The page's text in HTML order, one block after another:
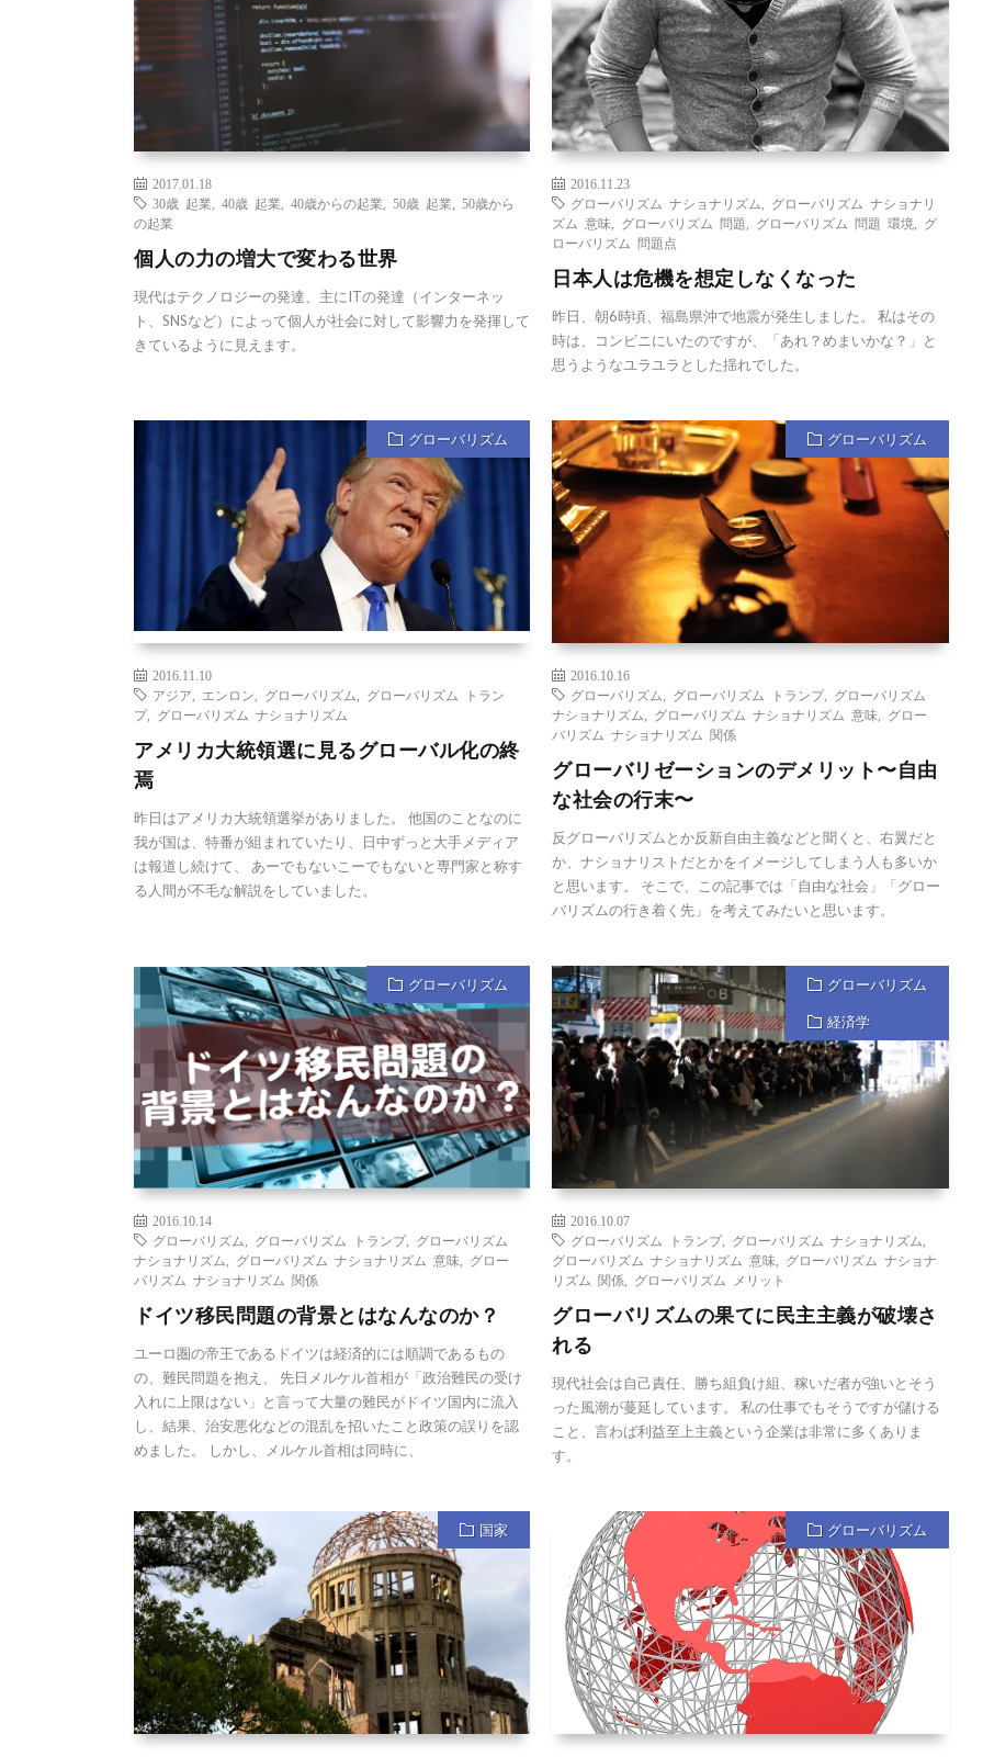
2017.01.18
30歳 起業
40歳 起業 40歳からの起業 50歳 起業
50歳から
の起業
個人の力の増大で変わる世界
現代はテクノロジーの発達、主にITの発達（インターネッ
ト、SNSなど）によって個人が社会に対して影響力を発揮して
きているように見えます。
2016.11.23
グローバリズム ナショナリズム
グローバリズム ナショナリ
ズム 意味
グローバリズム 問題 グローバリズム 問題 環境
グ
ローバリズム 問題点
日本人は危機を想定しなくなった
昨日、朝6時頃、福島県沖で地震が発生しました。 私はその
時は、コンビニにいたのですが、「あれ？めまいかな？」と
思うようなユラユラとした揺れでした。
グローバリズム
2016.11.10
アジア
エンロン グローバリズム
グローバリズム トラン
プ, グローバリズム ナショナリズム
アメリカ大統領選に見るグローバル化の終
焉
昨日はアメリカ大統領選挙がありました。 他国のことなのに
我が国は、特番が組まれていたり、日中ずっと大手メディア
は報道し続けて、 あーでもないこーでもないと専門家と称す
る人間が不毛な解説をしていました。
グローバリズム
2016.10.16
グローバリズム
グローバリズム トランプ, グローバリズム
ナショナリズム
グローバリズム ナショナリズム 意味
グロー
バリズム ナショナリズム 関係
グローバリゼーションのデメリット〜自由
な社会の行末〜
反グローバリズムとか反新自由主義などと聞くと、右翼だと
か、ナショナリストだとかをイメージしてしまう人も多いか
と思います。 そこで、この記事では「自由な社会」「グロー
バリズムの行き着く先」を考えてみたいと思います。
グローバリズム
2016.10.14
グローバリズム
グローバリズム トランプ, グローバリズム
ナショナリズム
グローバリズム ナショナリズム 意味
グロー
バリズム ナショナリズム 関係
ドイツ移民問題の背景とはなんなのか？
ユーロ圏の帝王であるドイツは経済的には順調であるもの
の、難民問題を抱え、 先日メルケル首相が「政治難民の受け
入れに上限はない」と言って大量の難民がドイツ国内に流入
し、結果、治安悪化などの混乱を招いたこと政策の誤りを認
めました。 しかし、メルケル首相は同時に、
グローバリズム
経済学
2016.10.07
グローバリズム トランプ, グローバリズム ナショナリズム
グローバリズム ナショナリズム 意味
グローバリズム ナショナ
リズム 関係
グローバリズム メリット
グローバリズムの果てに民主主義が破壊さ
れる
現代社会は自己責任、勝ち組負け組、稼いだ者が強いとそう
った風潮が蔓延しています。 私の仕事でもそうですが儲ける
こと、言わば利益至上主義という企業は非常に多くありま
す。
国家 グローバリズム